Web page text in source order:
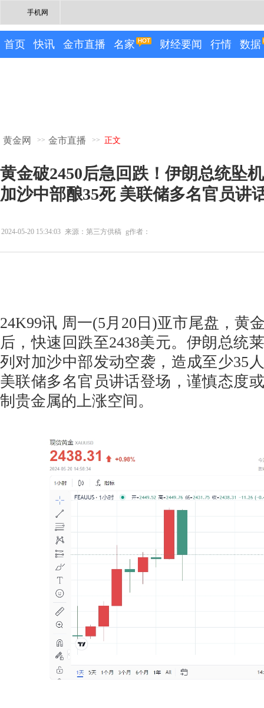
手机网
首页 快讯 金市直播 名家 财经要闻 行情 数据
黄金网 >> 金市直播 >> 正文
黄金破2450后急回跌！伊朗总统坠
加沙中部酿35死 美联储多名官员讲
2024-05-20 15:34:03 来源：第三方供稿 g作者：
24K99讯 周一(5月20日)亚市尾盘，黄
后，快速回跌至2438美元。伊朗总统
列对加沙中部发动空袭，造成至少35
美联储多名官员讲话登场，谨慎态度
制贵金属的上涨空间。